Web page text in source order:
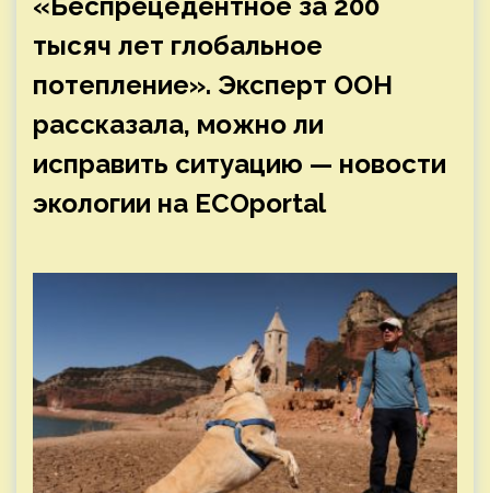
тысяч лет глобальное
потепление». Эксперт ООН
рассказала, можно ли
исправить ситуацию — новости
экологии на ECOportal